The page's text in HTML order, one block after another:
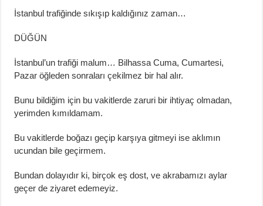
İstanbul trafiğinde sıkışıp kaldığınız zaman…
DÜĞÜN
İstanbul’un trafiği malum… Bilhassa Cuma, Cumartesi,
Pazar öğleden sonraları çekilmez bir hal alır.
Bunu bildiğim için bu vakitlerde zaruri bir ihtiyaç olmadan,
yerimden kımıldamam.
Bu vakitlerde boğazı geçip karşıya gitmeyi ise aklımın
ucundan bile geçirmem.
Bundan dolayıdır ki, birçok eş dost, ve akrabamızı aylar
geçer de ziyaret edemeyiz.